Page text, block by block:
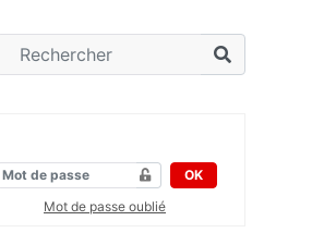
OK
Mot de passe oublié